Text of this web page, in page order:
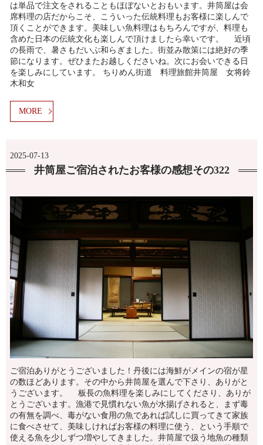
は単品で注文をされることもほぼないとおもいます。井筒屋は会
席料理の店だからこそ、こういった伝統料理もお客様に楽しんで
頂くことができます。美味しい魚料理はもちろんですが、料理も
含めた日本の伝統文化も楽しんで頂けましたら幸いです。 近頃
の長雨で、暑さもだいぶ和らぎました。街並み散策には絶好の季
節になります。ぜひまたお越しくださいね。次にお会いできる日
を楽しみにしています。 ちりめん街道 料理旅館井筒屋 女将鈴
木和女
MORE
2025-07-13
井筒屋ご宿泊されたお客様の感想その322
ご宿泊ありがとうございました！丹後には海鮮がメインの宿が星
の数ほどあります。その中から井筒屋を選んで下さり、ありがと
うございます。 板長の魚料理を楽しみにしてくださり、ありが
とうございます。漁港で見慣れない魚が水揚げされると、まず毒
の有無を調べ、毒がない食用の魚であれば試しに買ってきて家族
に食べさせて、美味しければお客様の料理に使う、という手順で
使える魚を少しずつ増やしてきました。井筒屋で扱う地魚の種類